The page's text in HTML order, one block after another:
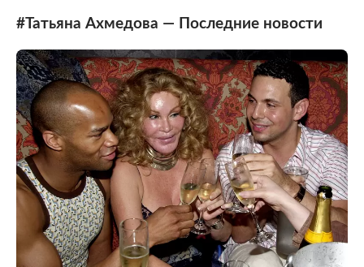
#Татьяна Ахмедова — Последние новости